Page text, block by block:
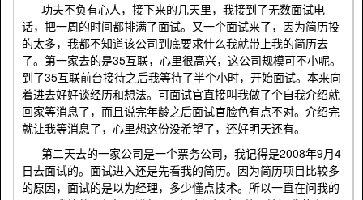
功夫不负有心人，接下来的几天里，我接到了无数面试电
话，把一周的时间都排满了面试。又一个面试来了，因为简历投
的太多，我都不知道该公司到底要求什么我就带上我的简历去
了。第一家去的是35互联，心里很高兴，这公司规模可不小呢。
到了35互联前台接待之后我等待了半个小时，开始面试。本来向
着进去好好谈经历和想法。可面试官直接叫我做了个自我介绍就
回家等消息了，而且说完年龄之后面试官脸色有点不对。介绍完
就让我等消息了，心里想这份没希望了，还好明天还有。
第二天去的一家公司是一个票务公司，我记得是2008年9月4
日去面试的。面试进入还是先看我的简历。因为简历项目比较多
的原因，面试的是以为经理，多少懂点技术。所以一直在问我的